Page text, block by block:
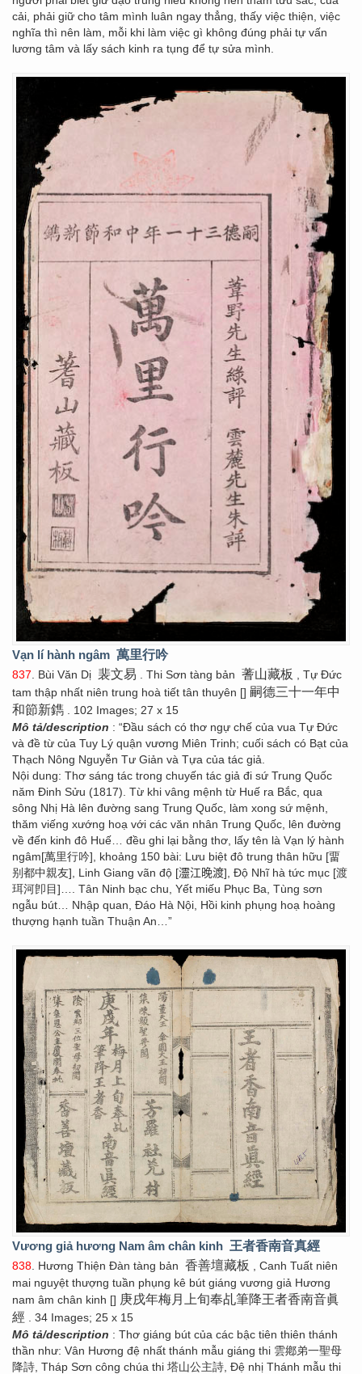
cải, phải giữ cho tâm mình luân ngay thẳng, thấy việc thiện, việc
nghĩa thì nên làm, mỗi khi làm việc gì không đúng phải tự vấn
lương tâm và lấy sách kinh ra tụng để tự sửa mình.
Vạn lí hành ngâm 萬里行吟
837 . Bùi Văn Dị 裴文易 . Thi Sơn tàng bản 蓍山藏板
, Tự Đức
tam thập nhất niên trung hoà tiết tân thuyên [] 嗣德三十一年中
和節新鐫 . 102 Images; 27 x 15
Mô tả/description : “Đầu sách có thơ ngự chế của vua Tự Đức
và đề từ của Tuy Lý quận vương Miên Trinh; cuối sách có Bạt của
Thạch Nông Nguyễn Tư Giản và Tựa của tác giả.
Nội dung: Thơ sáng tác trong chuyến tác giả đi sứ Trung Quốc
năm Đinh Sửu (1817). Từ khi vâng mệnh từ Huế ra Bắc, qua
sông Nhị Hà lên đường sang Trung Quốc, làm xong sứ mệnh,
thăm viếng xướng hoạ với các văn nhân Trung Quốc, lên đường
về đến kinh đô Huế… đều ghi lại bằng thơ, lấy tên là Vạn lý hành
ngâm[萬里行吟], khoảng 150 bài: Lưu biệt đô trung thân hữu [畱
别都中親友], Linh Giang vãn độ [𤅷江晚渡], Độ Nhĩ hà tức mục [渡
珥河卽目]…. Tân Ninh bạc chu, Yết miếu Phục Ba, Tùng sơn
ngẫu bút… Nhập quan, Đáo Hà Nội, Hồi kinh phụng hoạ hoàng
thượng hạnh tuần Thuận An…”
Vương giả hương Nam âm chân kinh 王者香南音真經
838 . Hương Thiện Đàn tàng bản 香善壇藏板
, Canh Tuất niên
mai nguyệt thượng tuần phụng kê bút giáng vương giả Hương
nam âm chân kinh [] 庚戌年梅月上旬奉乩筆降王者香南音眞
經 . 34 Images; 25 x 15
Mô tả/description : Thơ giáng bút của các bậc tiên thiên thánh
thần như: Vân Hương đệ nhất thánh mẫu giáng thi 雲鄕弟一聖母
降詩, Tháp Sơn công chúa thi 塔山公主詩, Đệ nhị Thánh mẫu thi